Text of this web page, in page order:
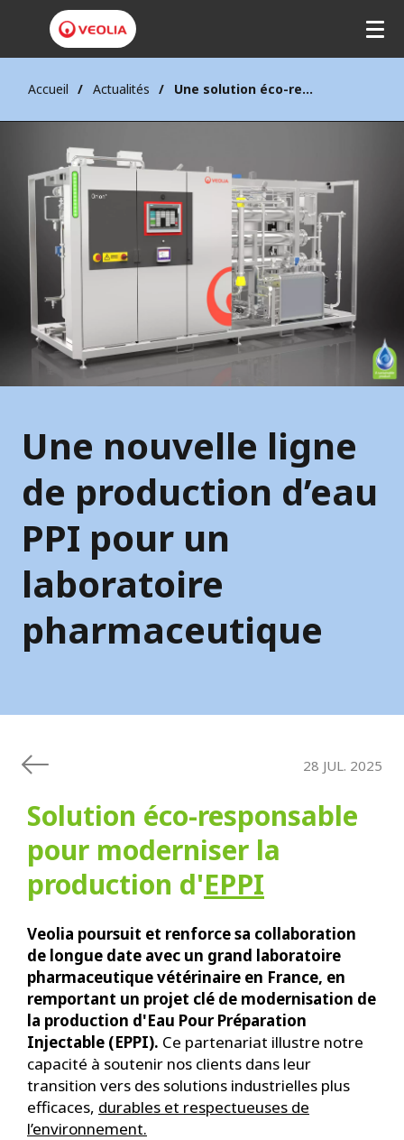
Accueil Actualités Une solution éco-responsable pour moderniser la production d'EPPI
Une nouvelle ligne
de production d’eau
PPI pour un
laboratoire
pharmaceutique
28 JUL. 2025
Solution éco-responsable
pour moderniser la
production d'EPPI
Veolia poursuit et renforce sa collaboration
de longue date avec un grand laboratoire
pharmaceutique vétérinaire en France, en
remportant un projet clé de modernisation de
la production d'Eau Pour Préparation
Injectable (EPPI). Ce partenariat illustre notre
capacité à soutenir nos clients dans leur
transition vers des solutions industrielles plus
efficaces, durables et respectueuses de
l’environnement.